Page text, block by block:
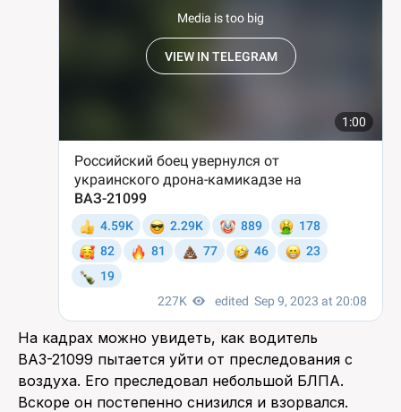
На кадрах можно увидеть, как водитель
ВАЗ-21099 пытается уйти от преследования с
воздуха. Его преследовал небольшой БЛПА.
Вскоре он постепенно снизился и взорвался.